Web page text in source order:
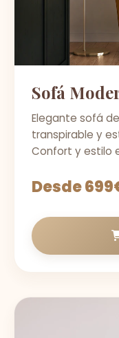
Sofá
Elegante sofá
transpirable y
Confort y estilo
Desde